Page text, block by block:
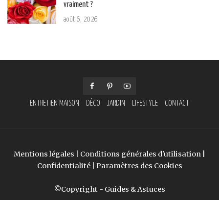
vraiment ?
août 6, 2026
ENTRETIEN MAISON DÉCO JARDIN LIFESTYLE CONTACT
Mentions légales Conditions générales d'utilisation
Confidentialité| Paramètres des Cookies
©Copyright - Guides & Astuces